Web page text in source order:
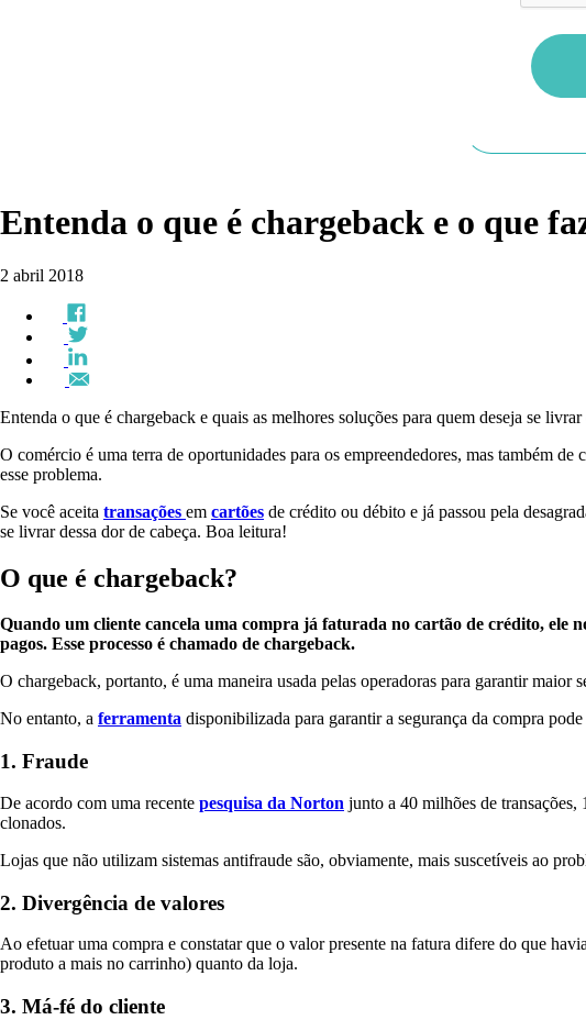
Entenda o que é chargeback e o que
2 abril 2018
Entenda o que é chargeback e quais as melhores soluções para quem deseja se livrar
O comércio é uma terra de oportunidades para os empreendedores, mas também
esse problema.
Se você aceita transações em cartões de crédito ou débito e já passou pela
se livrar dessa dor de cabeça. Boa leitura!
O que é chargeback?
Quando um cliente cancela uma compra já faturada no cartão de crédito,
pagos. Esse processo é chamado de chargeback.
O chargeback, portanto, é uma maneira usada pelas operadoras para garantir
No entanto, a ferramenta disponibilizada para garantir a segurança da compra
1. Fraude
De acordo com uma recente pesquisa da Norton junto a 40 milhões de
clonados.
Lojas que não utilizam sistemas antifraude são, obviamente, mais suscetíveis ao
2. Divergência de valores
Ao efetuar uma compra e constatar que o valor presente na fatura difere do que
produto a mais no carrinho) quanto da loja.
3. Má-fé do cliente